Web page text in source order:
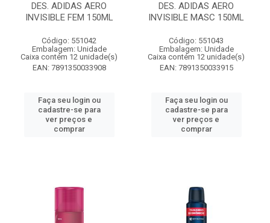
DES. ADIDAS AERO
INVISIBLE FEM 150ML
Código: 551042
Embalagem: Unidade
Caixa contém 12 unidade(s)
EAN: 7891350033908
Faça seu login ou
cadastre-se para
ver preços e
comprar
DES. ADIDAS AERO
INVISIBLE MASC 150ML
Código: 551043
Embalagem: Unidade
Caixa contém 12 unidade(s)
EAN: 7891350033915
Faça seu login ou
cadastre-se para
ver preços e
comprar